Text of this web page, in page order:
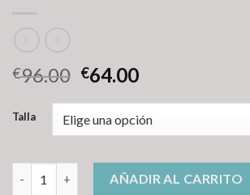
€96.00 €64.00
Talla
zalando plumiferos mujer cantidad
AÑADIR AL CARRITO